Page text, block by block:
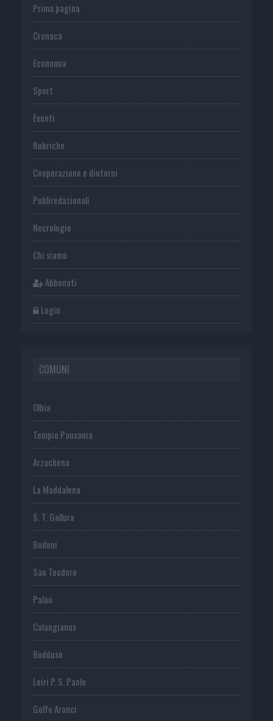
Prima pagina
Cronaca
Economia
Sport
Eventi
Rubriche
Cooperazione e dintorni
Publiredazionali
Necrologie
Chi siamo
Abbonati
Login
COMUNI
Olbia
Tempio Pausania
Arzachena
La Maddalena
S. T. Gallura
Budoni
San Teodoro
Palau
Calangianus
Buddusò
Loiri P. S. Paolo
Golfo Aranci